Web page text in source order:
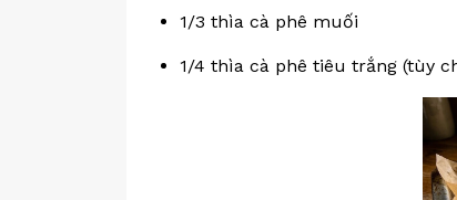
1/3 thìa cà phê muối
1/4 thìa cà phê tiêu trắng (tùy